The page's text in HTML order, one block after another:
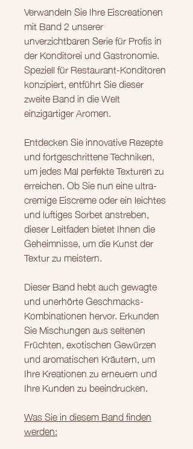
Verwandeln Sie Ihre Eiscreationen
mit Band 2 unserer
unverzichtbaren Serie für Profis in
der Konditorei und Gastronomie.
Speziell für Restaurant-Konditoren
konzipiert, entführt Sie dieser
zweite Band in die Welt
einzigartiger Aromen.
Entdecken Sie innovative Rezepte
und fortgeschrittene Techniken,
um jedes Mal perfekte Texturen zu
erreichen. Ob Sie nun eine ultra-
cremige Eiscreme oder ein leichtes
und luftiges Sorbet anstreben,
dieser Leitfaden bietet Ihnen die
Geheimnisse, um die Kunst der
Textur zu meistern.
Dieser Band hebt auch gewagte
und unerhörte Geschmacks-
Kombinationen hervor. Erkunden
Sie Mischungen aus seltenen
Früchten, exotischen Gewürzen
und aromatischen Kräutern, um
Ihre Kreationen zu erneuern und
Ihre Kunden zu beeindrucken.
Was Sie in diesem Band finden
werden: